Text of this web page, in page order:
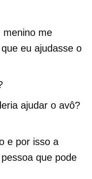
menino me
eu ajudasse o
ajudar o avô?
e por isso a
que pode